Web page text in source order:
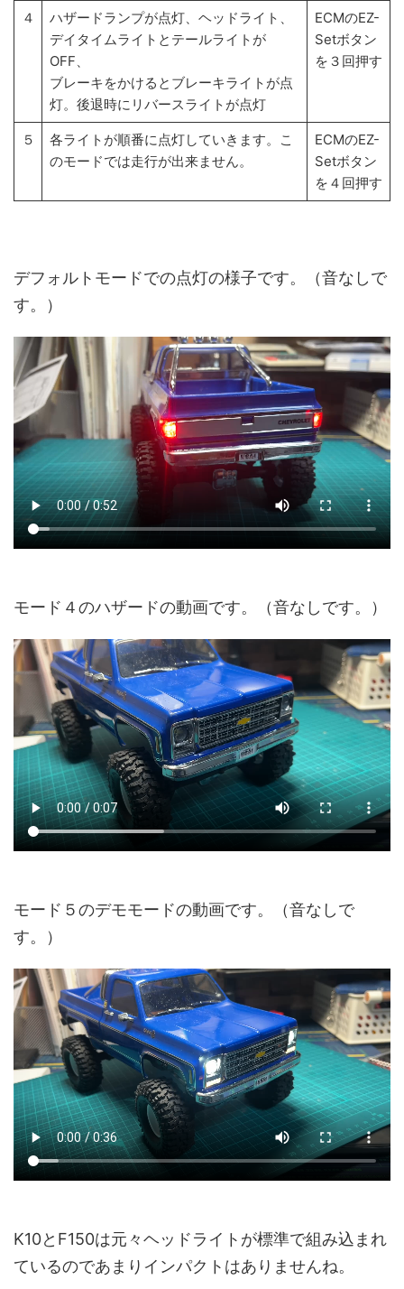
４
ハザードランプが点灯、ヘッドライト、
デイタイムライトとテールライトが
OFF、
ブレーキをかけるとブレーキライトが点
灯。後退時にリバースライトが点灯
ECMのEZ-
Setボタン
を３回押す
５
各ライトが順番に点灯していきます。こ
のモードでは走行が出来ません。
ECMのEZ-
Setボタン
を４回押す
デフォルトモードでの点灯の様子です。（音なしで
す。）
モード４のハザードの動画です。（音なしです。）
モード５のデモモードの動画です。（音なしで
す。）
K10とF150は元々ヘッドライトが標準で組み込まれ
ているのであまりインパクトはありませんね。